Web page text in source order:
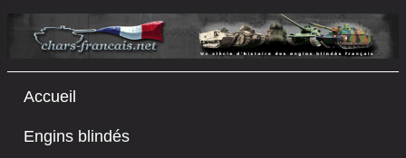
Accueil
Engins blindés